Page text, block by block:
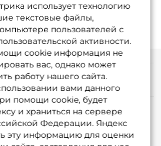
использует технологию
текстовые файлы,
пользователей с
активности.
cookie информация не
вас, однако может
работу нашего сайта.
вами данного
помощи cookie, будет
и храниться на сервере
Федерации. Яндекс
эту информацию для оценки
О магазине
Доставка
Оплата